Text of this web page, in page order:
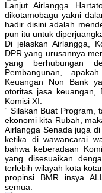
Lanjut Airlangga
dikotamobagu yakni
hadir disini adalah
pun itu untuk
Di jelaskan Airlangga,
DPR yang urusannya
yang berhubungan
Pembangunan,
Keuangan Non Bank
otoritas jasa keuangan,
Komisi XI.
“ Silakan Buat Program,
ekonomi kita Rubah,
Airlangga Senada juga
ketika di wawancarai
bahwa keberadaan
yang disesuaikan
terlebih wilayah kota
propinsi BMR insya
semua.